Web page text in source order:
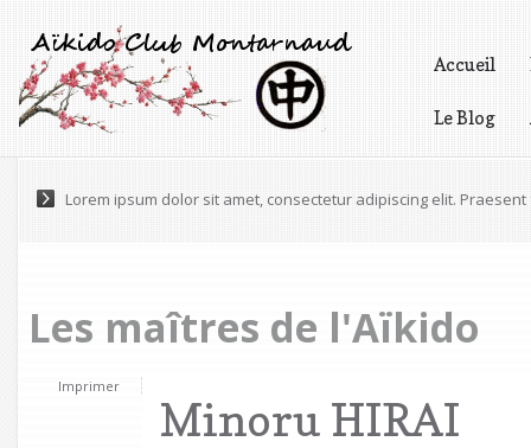
Accueil
Le Blog
Lorem ipsum dolor sit amet, consectetur adipiscing elit.
Maecenas a accumsan felis. Praesent scelerisque volutpat
Les maîtres de l'Aïkido
Imprimer
Minoru HIRAI